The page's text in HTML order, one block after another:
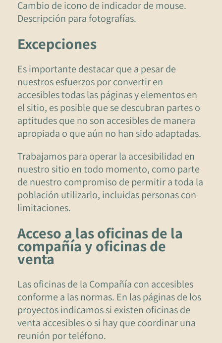
Cambio de icono de indicador de mouse.
Descripción para fotografías.
Excepciones
Es importante destacar que a pesar de
nuestros esfuerzos por convertir en
accesibles todas las páginas y elementos en
el sitio, es posible que se descubran partes o
aptitudes que no son accesibles de manera
apropiada o que aún no han sido adaptadas.
Trabajamos para operar la accesibilidad en
nuestro sitio en todo momento, como parte
de nuestro compromiso de permitir a toda la
población utilizarlo, incluidas personas con
limitaciones.
Acceso a las oficinas de la
compañía y oficinas de
venta
Las oficinas de la Compañía con accesibles
conforme a las normas. En las páginas de los
proyectos indicamos si existen oficinas de
venta accesibles o si hay que coordinar una
reunión por teléfono.